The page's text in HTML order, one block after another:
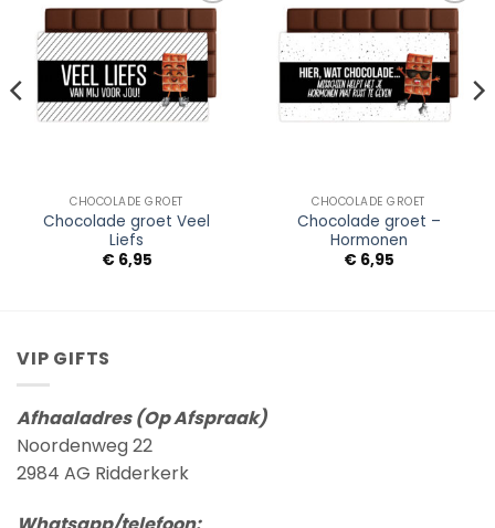
Wishlist
CHOCOLADE GROET
Chocolade groet Veel
Liefs
€6,95
Wishlist
CHOCOLADE GROET
Chocolade groet –
Hormonen
€6,95
VIP GIFTS
Afhaaladres (Op Afspraak)
Noordenweg 22
2984 AG Ridderkerk